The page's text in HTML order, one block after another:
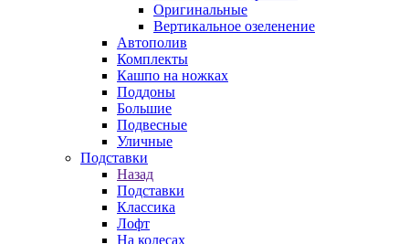
Оригинальные
Вертикальное озеленение
Автополив
Комплекты
Кашпо на ножках
Поддоны
Большие
Подвесные
Уличные
Подставки
Назад
Подставки
Классика
Лофт
На колесах